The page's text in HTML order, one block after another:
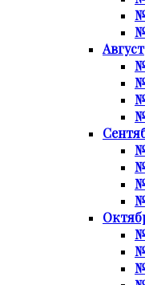
Август
№
№
№
№
№
№